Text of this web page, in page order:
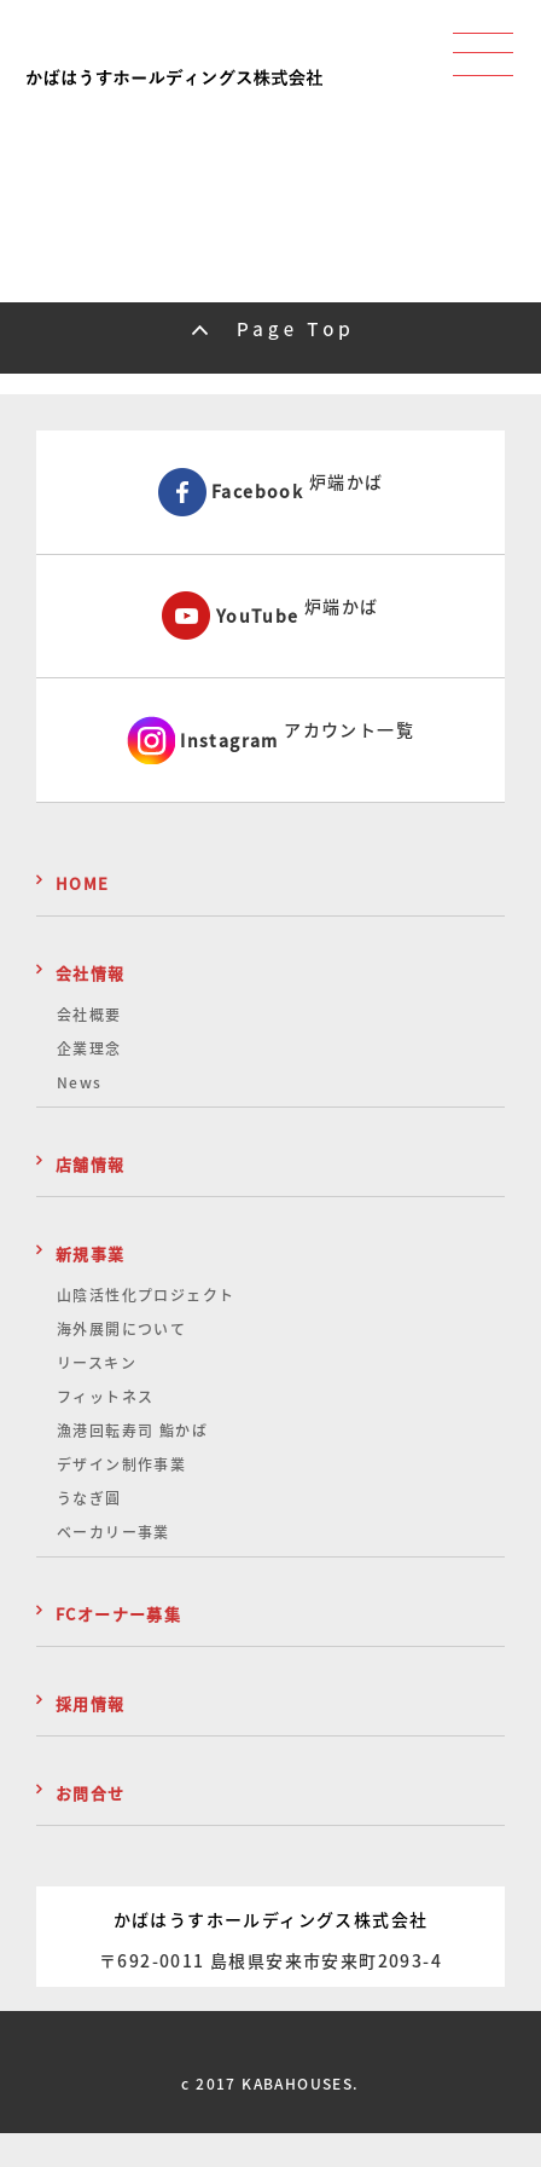
Facebook 炉端かば
YouTube 炉端かば
Instagram アカウント一覧
HOME
会社情報
会社概要
企業理念
News
店舗情報
新規事業
山陰活性化プロジェクト
海外展開について
リースキン
フィットネス
漁港回転寿司 鮨かば
デザイン制作事業
うなぎ圓
ベーカリー事業
FCオーナー募集
採用情報
お問合せ
かばはうすホールディングス株式会社
〒692-0011 島根県安来市安来町2093-4
c 2017 KABAHOUSES.